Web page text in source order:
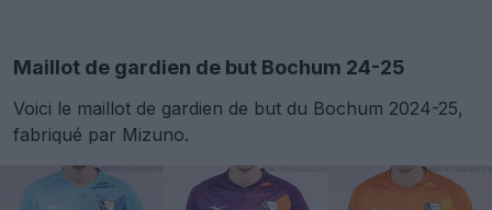
Maillot de gardien de but Bochum 24-25
Voici le maillot de gardien de but du Bochum 2024-25,
fabriqué par Mizuno.